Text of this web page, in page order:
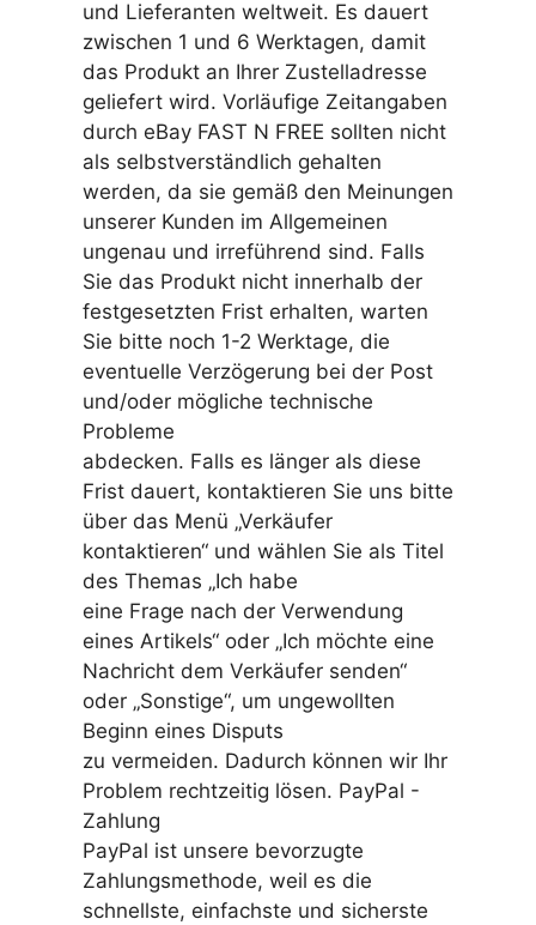
und Lieferanten weltweit. Es dauert
zwischen 1 und 6 Werktagen, damit
das Produkt an Ihrer Zustelladresse
geliefert wird. Vorläufige Zeitangaben
durch eBay FAST N FREE sollten nicht
als selbstverständlich gehalten
werden, da sie gemäß den Meinungen
unserer Kunden im Allgemeinen
ungenau und irreführend sind. Falls
Sie das Produkt nicht innerhalb der
festgesetzten Frist erhalten, warten
Sie bitte noch 1-2 Werktage, die
eventuelle Verzögerung bei der Post
und/oder mögliche technische
Probleme
abdecken. Falls es länger als diese
Frist dauert, kontaktieren Sie uns bitte
über das Menü „Verkäufer
kontaktieren“ und wählen Sie als Titel
des Themas „Ich habe
eine Frage nach der Verwendung
eines Artikels“ oder „Ich möchte eine
Nachricht dem Verkäufer senden“
oder „Sonstige“, um ungewollten
Beginn eines Disputs
zu vermeiden. Dadurch können wir Ihr
Problem rechtzeitig lösen. PayPal -
Zahlung
PayPal ist unsere bevorzugte
Zahlungsmethode, weil es die
schnellste, einfachste und sicherste